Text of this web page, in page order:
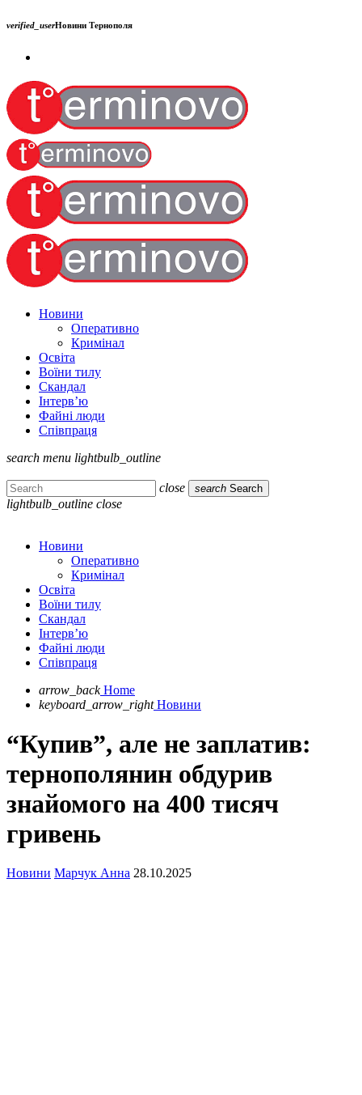
verified_userНовини Тернополя
Новини
Оперативно
Кримінал
Освіта
Воїни тилу
Скандал
Інтерв’ю
Файні люди
Співпраця
search menu lightbulb_outline
close search Search
lightbulb_outline close
Новини
Оперативно
Кримінал
Освіта
Воїни тилу
Скандал
Інтерв’ю
Файні люди
Співпраця
arrow_back Home
keyboard_arrow_right Новини
“Купив”, але не заплатив:
тернополянин обдурив
знайомого на 400 тисяч
гривень
Новини Марчук Анна 28.10.2025